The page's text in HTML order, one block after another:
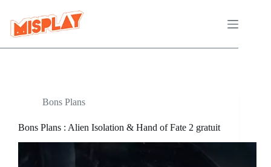
contenu
Bons Plans
Bons Plans : Alien Isolation & Hand of Fate 2 gratuit